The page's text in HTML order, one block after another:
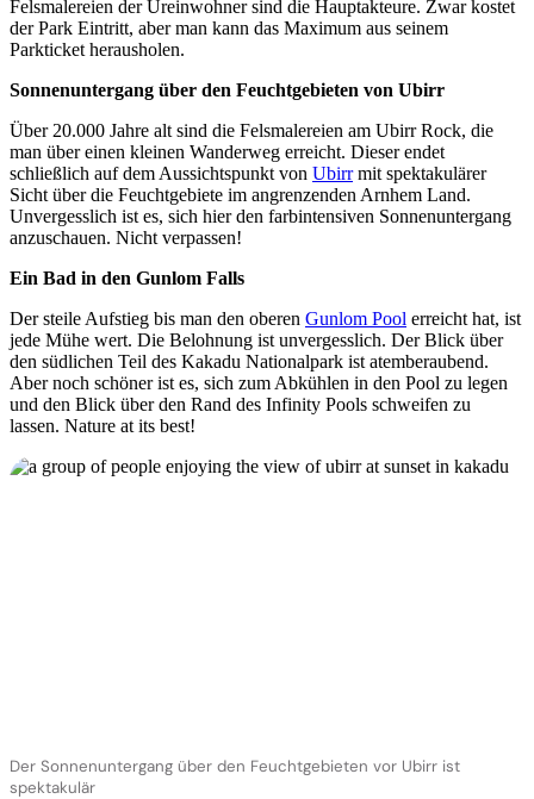
Sign
up
Felsmalereien der Ureinwohner sind die Hauptakteure. Zwar kostet
der Park Eintritt, aber man kann das Maximum aus seinem
Parkticket herausholen.
Sonnenuntergang über den Feuchtgebieten von Ubirr
Über 20.000 Jahre alt sind die Felsmalereien am Ubirr Rock, die
man über einen kleinen Wanderweg erreicht. Dieser endet
schließlich auf dem Aussichtspunkt von Ubirrmit spektakulärer
Sicht über die Feuchtgebiete im angrenzenden Arnhem Land.
Unvergesslich ist es, sich hier den farbintensiven Sonnenuntergang
anzuschauen. Nicht verpassen!
Ein Bad in den Gunlom Falls
Der steile Aufstieg bis man den oberen Gunlom Pool erreicht hat, ist
jede Mühe wert. Die Belohnung ist unvergesslich. Der Blick über
den südlichen Teil des Kakadu Nationalpark ist atemberaubend.
Aber noch schöner ist es, sich zum Abkühlen in den Pool zu legen
und den Blick über den Rand des Infinity Pools schweifen zu
lassen. Nature at its best!
Der Sonnenuntergang über den Feuchtgebieten vor Ubirr ist
spektakulär